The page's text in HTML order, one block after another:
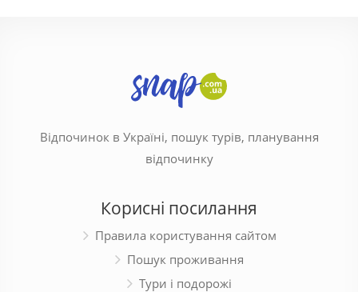
Відпочинок в Україні, пошук турів, планування
відпочинку
Корисні посилання
Правила користування сайтом
Пошук проживання
Тури і подорожі